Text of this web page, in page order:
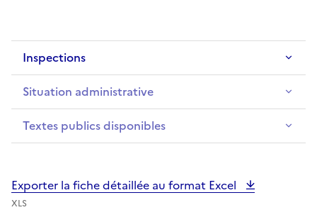
Inspections
Situation administrative
Textes publics disponibles
Exporter la fiche détaillée au format Excel
XLS